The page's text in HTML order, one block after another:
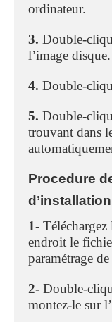
ordinateur.
3. Double-
l’image disque.
4. Double-
5. Double-
trouvant dans
Procedure
1-
endroit le
paramétrage
2- Double-
montez-le sur